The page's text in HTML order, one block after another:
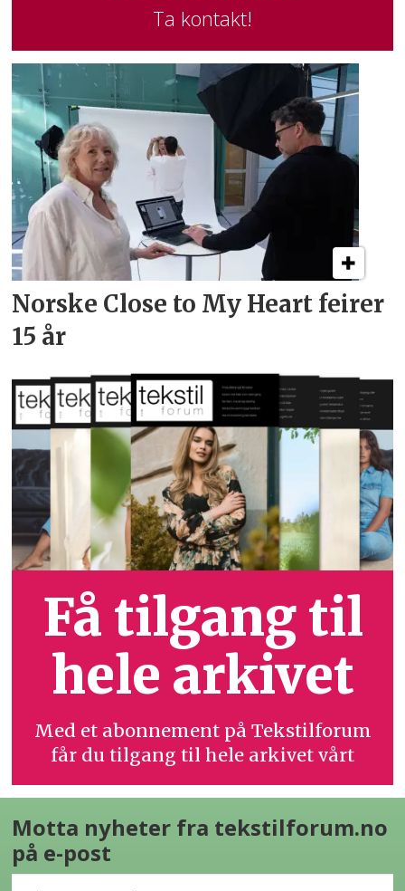
Ta kontakt!
Norske Close to My Heart feirer
15 år
Få tilgang til
hele arkivet
Med et abonnement på Tekstilforum
får du tilgang til hele arkivet vårt
Motta nyheter fra tekstilforum.no
på e-post